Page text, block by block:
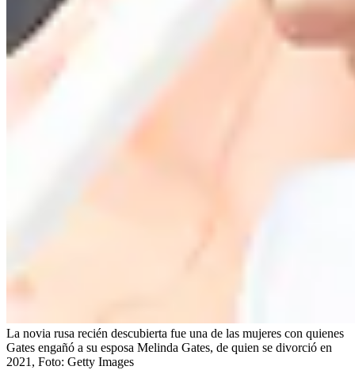
La novia rusa recién descubierta fue una de las mujeres con quienes
Gates engañó a su esposa Melinda Gates, de quien se divorció en
2021, Foto: Getty Images